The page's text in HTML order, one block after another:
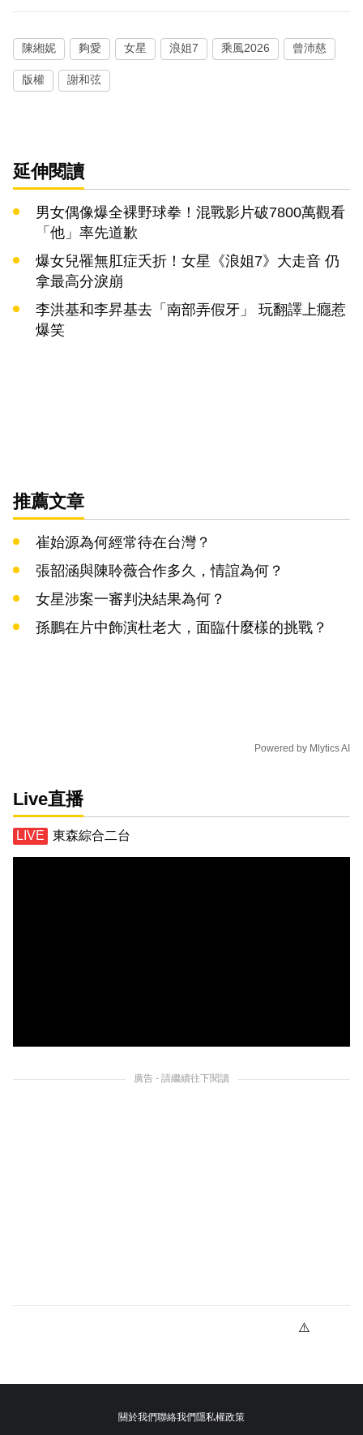
陳緗妮 夠愛 女星 浪姐7 乘風2026 曾沛慈
版權 謝和弦
延伸閱讀
男女偶像爆全裸野球拳！混戰影片破7800萬觀看
「他」率先道歉
爆女兒罹無肛症夭折！女星《浪姐7》大走音 仍
拿最高分淚崩
李洪基和李昇基去「南部弄假牙」 玩翻譯上癮惹
爆笑
推薦文章
崔始源為何經常待在台灣？
張韶涵與陳聆薇合作多久，情誼為何？
女星涉案一審判決結果為何？
孫鵬在片中飾演杜老大，面臨什麼樣的挑戰？
Powered by Mlytics AI
Live直播
東森綜合二台
廣告 - 請繼續往下閱讀
關於我們聯絡我們隱私權政策